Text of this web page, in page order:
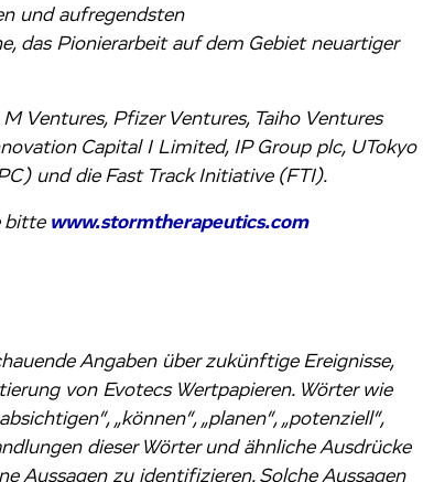
und aufregendsten
das Pionierarbeit auf dem Gebiet neuartiger
Ventures, Pfizer Ventures, Taiho Ventures
Capital I Limited, IP Group plc, UTokyo
und die Fast Track Initiative (FTI).
bitte www.stormtherapeutics.com
Angaben über zukünftige Ereignisse,
von Evotecs Wertpapieren. Wörter wie
„können“, „planen“, „potenziell“,
dieser Wörter und ähnliche Ausdrücke
Aussagen zu identifizieren. Solche Aussagen